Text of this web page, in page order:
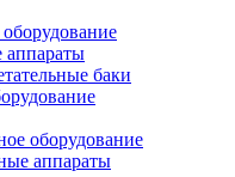
аппараты
баки
оборудование
аппараты